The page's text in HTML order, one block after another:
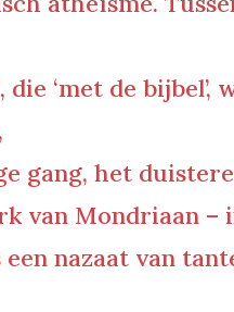
die ‘met de bijbel’,
gang, het duistere
van Mondriaan –
nazaat van